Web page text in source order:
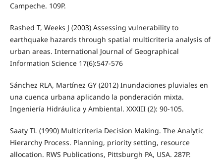
Campeche. 109P.
Rashed T, Weeks J (2003) Assessing vulnerability to
earthquake hazards through spatial multicriteria analysis of
urban areas. International Journal of Geographical
Information Science 17(6):547-576
Sánchez RLA, Martínez GY (2012) Inundaciones pluviales en
una cuenca urbana aplicando la ponderación mixta.
Ingeniería Hidráulica y Ambiental. XXXIII (2): 90-105.
Saaty TL (1990) Multicriteria Decision Making. The Analytic
Hierarchy Process. Planning, priority setting, resource
allocation. RWS Publications, Pittsburgh PA, USA. 287P.